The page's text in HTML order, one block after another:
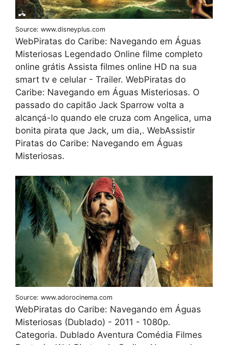
Source: www.disneyplus.com
WebPiratas do Caribe: Navegando em Águas
Misteriosas Legendado Online filme completo
online grátis Assista filmes online HD na sua
smart tv e celular - Trailer. WebPiratas do
Caribe: Navegando em Águas Misteriosas. O
passado do capitão Jack Sparrow volta a
alcançá-lo quando ele cruza com Angelica, uma
bonita pirata que Jack, um dia,. WebAssistir
Piratas do Caribe: Navegando em Águas
Misteriosas.
Source: www.adorocinema.com
WebPiratas do Caribe: Navegando em Águas
Misteriosas (Dublado) - 2011 - 1080p.
Categoria. Dublado Aventura Comédia Filmes